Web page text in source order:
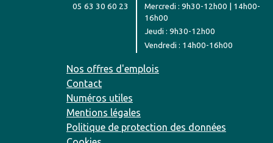
05 63 30 60 23
Mercredi : 9h30-12h00 | 14h00-
16h00
Jeudi : 9h30-12h00
Vendredi : 14h00-16h00
Nos offres d'emplois
Contact
Numéros utiles
Mentions légales
Politique de protection des données